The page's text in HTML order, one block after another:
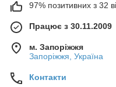
97% позитивних з 32
Працює з 30.11.2009
м. Запоріжжя
Запоріжжя, Україна
Контакти